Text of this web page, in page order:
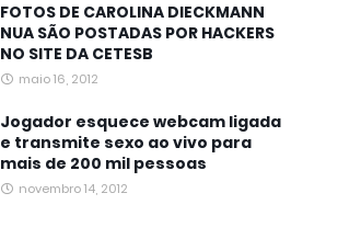
FOTOS DE CAROLINA DIECKMANN
NUA SÃO POSTADAS POR HACKERS
NO SITE DA CETESB
maio 16, 2012
Jogador esquece webcam ligada
e transmite sexo ao vivo para
mais de 200 mil pessoas
novembro 14, 2012